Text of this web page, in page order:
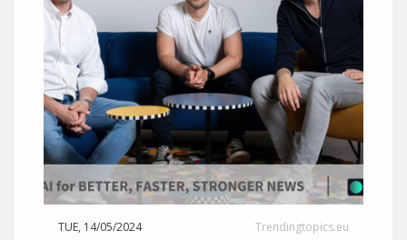
TUE, 14/05/2024 Trendingtopics.eu